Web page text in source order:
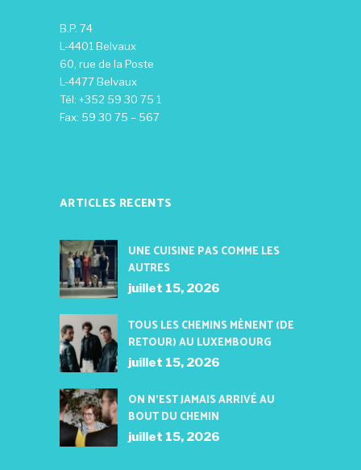
B.P. 74
L-4401 Belvaux
60, rue de la Poste
L-4477 Belvaux
Tél: +352 59 30 75 1
Fax: 59 30 75 – 567
ARTICLES RECENTS
UNE CUISINE PAS COMME LES
AUTRES
juillet 15, 2026
TOUS LES CHEMINS MÈNENT (DE
RETOUR) AU LUXEMBOURG
juillet 15, 2026
ON N’EST JAMAIS ARRIVÉ AU
BOUT DU CHEMIN
juillet 15, 2026